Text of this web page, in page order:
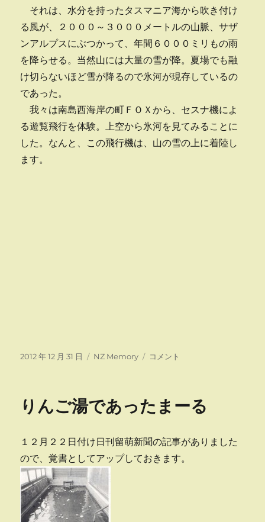
それは、水分を持ったタスマニア海から吹き付け
る風が、２０００～３０００メートルの山脈、サザ
ンアルプスにぶつかって、年間６０００ミリもの雨
を降らせる。当然山には大量の雪が降。夏場でも融
け切らないほど雪が降るので氷河が現存しているの
であった。
我々は南島西海岸の町ＦＯＸから、セスナ機によ
る遊覧飛行を体験。上空から氷河を見てみることに
した。なんと、この飛行機は、山の雪の上に着陸し
ます。
投
2012 年 12 月 31 日
カ
ー
NZ Memory
氷
陸
コメント
りんご湯であったまーる
１２月２２日付け日刊留萌新聞の記事がありました
ので、覚書としてアップしておきます。